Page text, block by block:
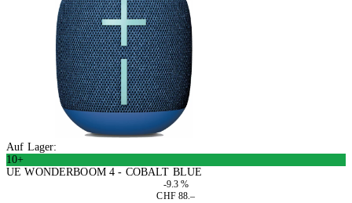
Auf Lager:
10+
UE WONDERBOOM 4 - COBALT BLUE
-9.3 %
CHF 88.–